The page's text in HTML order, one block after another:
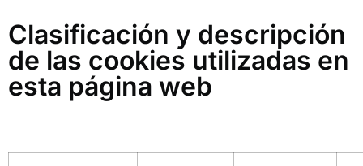
Clasificación y descripción
de las cookies utilizadas en
esta página web